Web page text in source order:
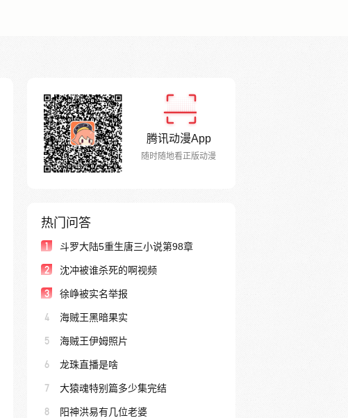
腾讯动漫App
随时随地看正版动漫
热门问答
1 斗罗大陆5重生唐三小说第98章
2 沈冲被谁杀死的啊视频
3 徐峥被实名举报
4 海贼王黑暗果实
5 海贼王伊姆照片
6 龙珠直播是啥
7 大猿魂特别篇多少集完结
8 阳神洪易有几位老婆